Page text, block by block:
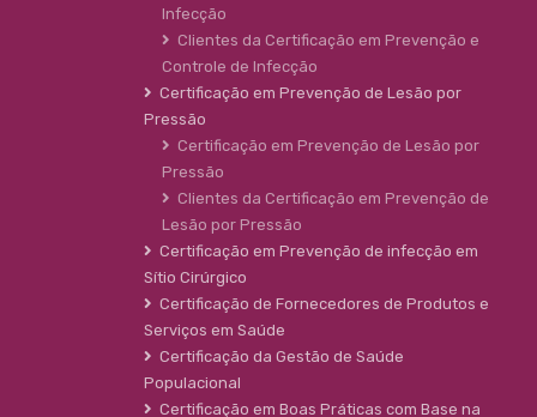
Infecção
Clientes da Certificação em Prevenção e
Controle de Infecção
Certificação em Prevenção de Lesão por
Pressão
Certificação em Prevenção de Lesão por
Pressão
Clientes da Certificação em Prevenção de
Lesão por Pressão
Certificação em Prevenção de infecção em
Sítio Cirúrgico
Certificação de Fornecedores de Produtos e
Serviços em Saúde
Certificação da Gestão de Saúde
Populacional
Certificação em Boas Práticas com Base na